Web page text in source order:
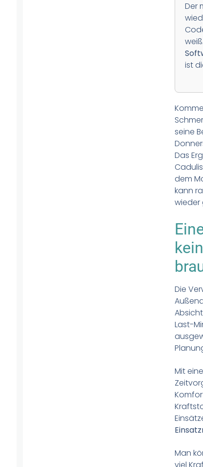
Der
ist
seine
Das
dem
kann
wieder
Die
Last-
Mit
Man